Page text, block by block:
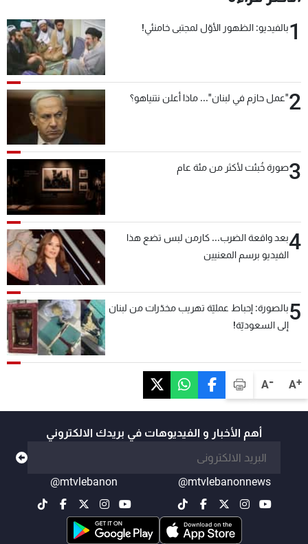
A+
A-
1بالفيديو: الظهور الأوّل لمجتبى خامنئي!
2"عمل حازم في لبنان"... ماذا أعلن نتنياهو؟
3صورة خُبئت لأكثر من مئة عام
4بعد واقعة الضرب... كارمن لبس تضع هذا
الفيديو برسم المعنيين
5بالصورة: إحباط عمليّة تهريب مخدّرات من لبنان
إلى السعوديّة!
أهم الأخبار و الفيديوهات في بريدك الالكتروني
@mtvlebanonnews
@mtvlebanon
عن MTV
لاعلاناتكم
شروط الإسـتخدام
سياسة الخصوصية